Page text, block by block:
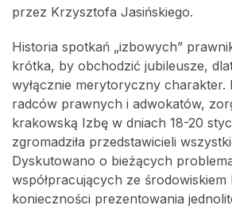
przez Krzysztofa Jasińskiego.
Historia spotkań „izbowych”
krótka, by obchodzić jubileusze,
wyłącznie merytoryczny charakter.
radców prawnych i adwokatów,
krakowską Izbę w dniach 18-20
zgromadziła przedstawicieli
Dyskutowano o bieżących
współpracujących ze środowiskiem
konieczności prezentowania